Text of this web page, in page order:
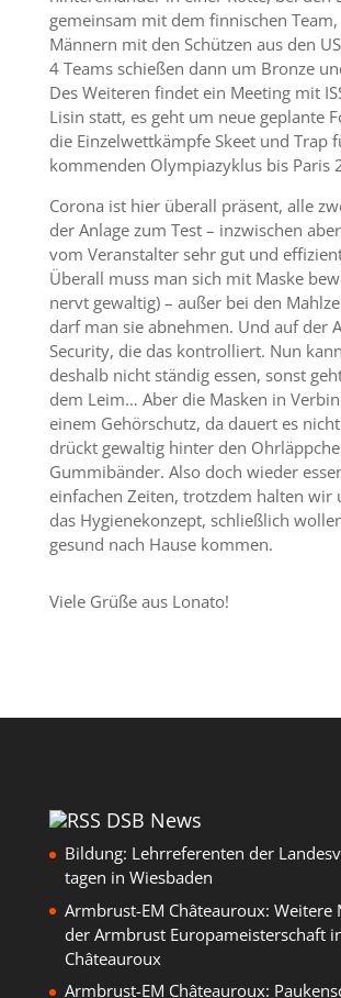
gemeinsam mit dem finnischen
Männern mit den Schützen aus den
4 Teams schießen dann um Bronze
Des Weiteren findet ein Meeting mit
Lisin statt, es geht um neue geplante
die Einzelwettkämpfe Skeet und Trap
kommenden Olympiazyklus bis Paris
Corona ist hier überall präsent, alle
der Anlage zum Test – inzwischen
vom Veranstalter sehr gut und
Überall muss man sich mit Maske
nervt gewaltig) – außer bei den
darf man sie abnehmen. Und auf der
Security, die das kontrolliert. Nun
deshalb nicht ständig essen, sonst
dem Leim… Aber die Masken in
einem Gehörschutz, da dauert es
drückt gewaltig hinter den
Gummibänder. Also doch wieder
einfachen Zeiten, trotzdem halten wir
das Hygienekonzept, schließlich
gesund nach Hause kommen.
Viele Grüße aus Lonato!
DSB News
Bildung: Lehrreferenten der
tagen in Wiesbaden
Armbrust-EM Châteauroux: Weitere
der Armbrust Europameisterschaft
Châteauroux
Armbrust-EM Châteauroux: